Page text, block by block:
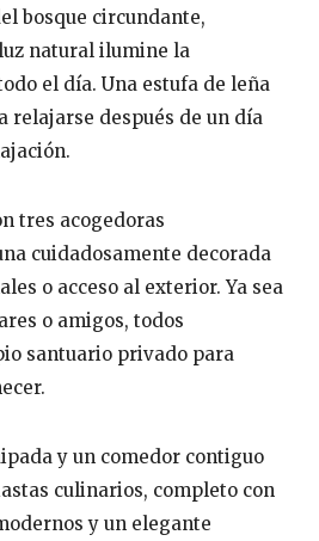
bosque circundante,
natural ilumine la
el día. Una estufa de leña
relajarse después de un día
tres acogedoras
cuidadosamente decorada
o acceso al exterior. Ya sea
o amigos, todos
santuario privado para
y un comedor contiguo
culinarios, completo con
y un elegante